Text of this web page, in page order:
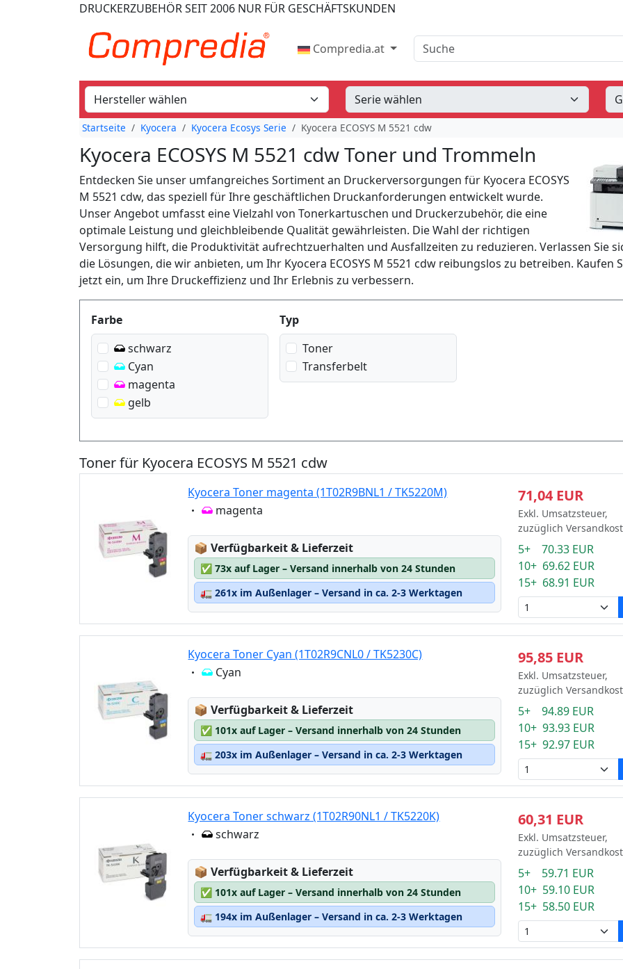
DRUCKERZUBEHÖRSEIT 2006 NUR FÜR GESCHÄFTSKUNDEN
Compredia.at Suche
Startseite Kyocera Kyocera Ecosys Serie Kyocera ECOSYS M 5521 cdw
Kyocera ECOSYS M 5521 cdw Toner und Trommeln
Entdecken Sie unser umfangreiches Sortiment an Druckerversorgungen für Kyocera ECOSYS
M 5521 cdw, das speziell für Ihre geschäftlichen Druckanforderungen entwickelt wurde.
Unser Angebot umfasst eine Vielzahl von Tonerkartuschen und Druckerzubehör, die eine
optimale Leistung und gleichbleibende Qualität gewährleisten. Die Wahl der richtigen
Versorgung hilft, die Produktivität aufrechtzuerhalten und Ausfallzeiten zu reduzieren. Verlassen Sie
die Lösungen, die wir anbieten, um Ihr Kyocera ECOSYS M 5521 cdw reibungslos zu betreiben. Kaufen
jetzt ein, um Ihre Druckeffizienz und Ihr Erlebnis zu verbessern.
Produktfilter
Farbe
schwarz
Cyan
magenta
gelb
Typ
Toner
Transferbelt
Toner für Kyocera ECOSYS M 5521 cdw
Kyocera Toner magenta (1T02R9BNL1 / TK5220M)
Eigenschaft:
magenta
📦Lagerstatus:
Verfügbarkeit & Lieferzeit
✅ 73x auf Lager – Versand innerhalb von 24 Stunden
🚛 261x im Außenlager – Versand in ca. 2-3 Werktagen
71,04 EUR
Exkl. Umsatzsteuer,
zuzüglich
5+ 70.33 EUR
10+ 69.62 EUR
15+ 68.91 EUR
Kyocera Toner Cyan (1T02R9CNL0 / TK5230C)
Eigenschaft:
Cyan
📦Lagerstatus:
Verfügbarkeit & Lieferzeit
✅ 101x auf Lager – Versand innerhalb von 24 Stunden
🚛 203x im Außenlager – Versand in ca. 2-3 Werktagen
95,85 EUR
Exkl. Umsatzsteuer,
zuzüglich
5+ 94.89 EUR
10+ 93.93 EUR
15+ 92.97 EUR
Kyocera Toner schwarz (1T02R90NL1 / TK5220K)
Eigenschaft:
schwarz
📦Lagerstatus:
Verfügbarkeit & Lieferzeit
✅ 101x auf Lager – Versand innerhalb von 24 Stunden
🚛 194x im Außenlager – Versand in ca. 2-3 Werktagen
60,31 EUR
Exkl. Umsatzsteuer,
zuzüglich
5+ 59.71 EUR
10+ 59.10 EUR
15+ 58.50 EUR